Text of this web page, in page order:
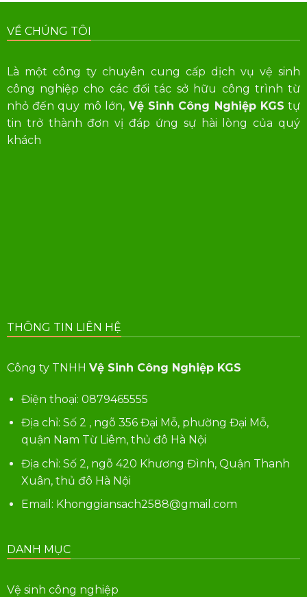
VỀ CHÚNG TÔI
Là một công ty chuyên cung cấp dịch vụ vệ sinh
công nghiệp cho các đối tác sở hữu công trình từ
nhỏ đến quy mô lớn,Vệ Sinh Công Nghiệp KGS tự
tin trở thành đơn vị đáp ứng sự hài lòng của quý
khách
THÔNG TIN LIÊN HỆ
Công ty TNHH Vệ Sinh Công Nghiệp KGS
Điện thoại: 0879465555
Địa chỉ: Số 2 , ngõ 356 Đại Mỗ, phường Đại Mỗ,
quận Nam Từ Liêm, thủ đô Hà Nội
Địa chỉ: Số 2, ngõ 420 Khương Đình, Quận Thanh
Xuân, thủ đô Hà Nội
Email: Khonggiansach2588@gmail.com
DANH MỤC
Vệ sinh công nghiệp